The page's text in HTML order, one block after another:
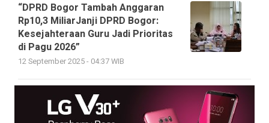
“DPRD Bogor Tambah Anggaran
Rp10,3 MiliarJanji DPRD Bogor:
Kesejahteraan Guru Jadi Prioritas
di Pagu 2026”
12 September 2025 - 04:37 WIB